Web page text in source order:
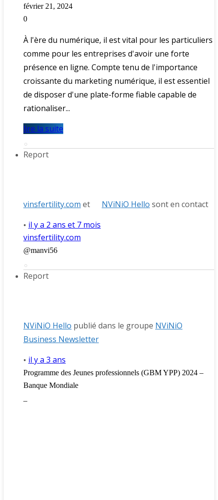
février 21, 2024
0
À l'ère du numérique, il est vital pour les particuliers
comme pour les entreprises d'avoir une forte
présence en ligne. Compte tenu de l'importance
croissante du marketing numérique, il est essentiel
de disposer d'une plate-forme fiable capable de
rationaliser...
lire la suite
Report
vinsfertility.com et NViNiO Hello sont en contact
• il y a 2 ans et 7 mois
vinsfertility.com
@manvi56
Report
NViNiO Hello publié dans le groupe NViNiO
Business Newsletter
• il y a 3 ans
Programme des Jeunes professionnels (GBM YPP) 2024 –
Banque Mondiale